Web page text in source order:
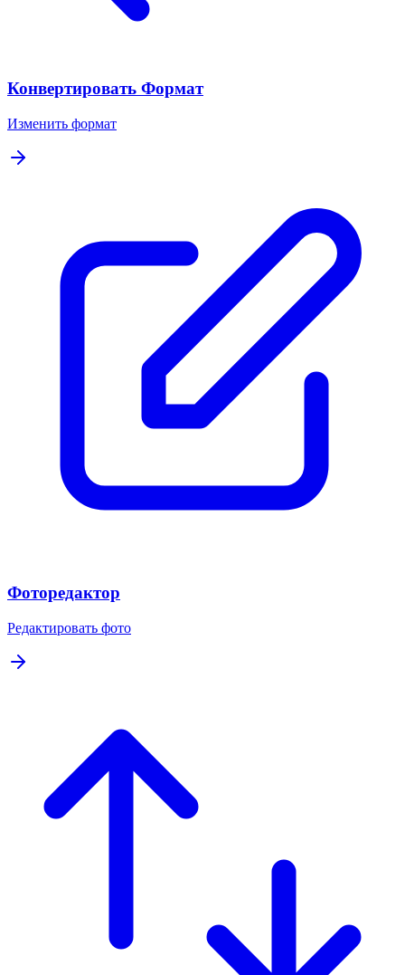
Конвертировать Формат
Изменить формат
Фоторедактор
Редактировать фото